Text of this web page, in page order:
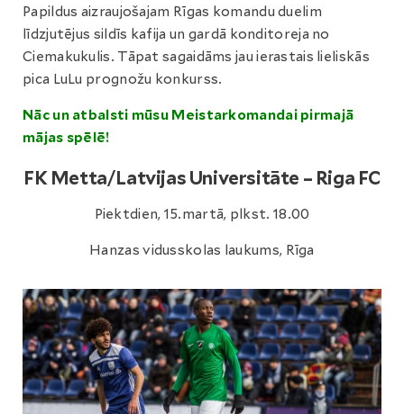
Papildus aizraujošajam Rīgas komandu duelim
līdzjutējus sildīs kafija un gardā konditoreja no
Ciemakukulis. Tāpat sagaidāms jau ierastais lieliskās
pica LuLu prognožu konkurss.
Nāc un atbalsti mūsu Meistarkomandai pirmajā
mājas spēlē!
FK Metta/Latvijas Universitāte – Riga FC
Piektdien, 15.martā, plkst. 18.00
Hanzas vidusskolas laukums, Rīga